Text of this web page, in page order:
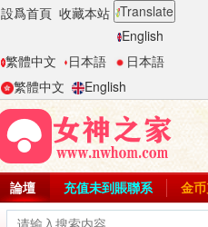
設爲首頁 收藏本站 Translate
English
繁體中文
日本語
日本語
繁體中文
English
論壇 充值未到賬聯系 金